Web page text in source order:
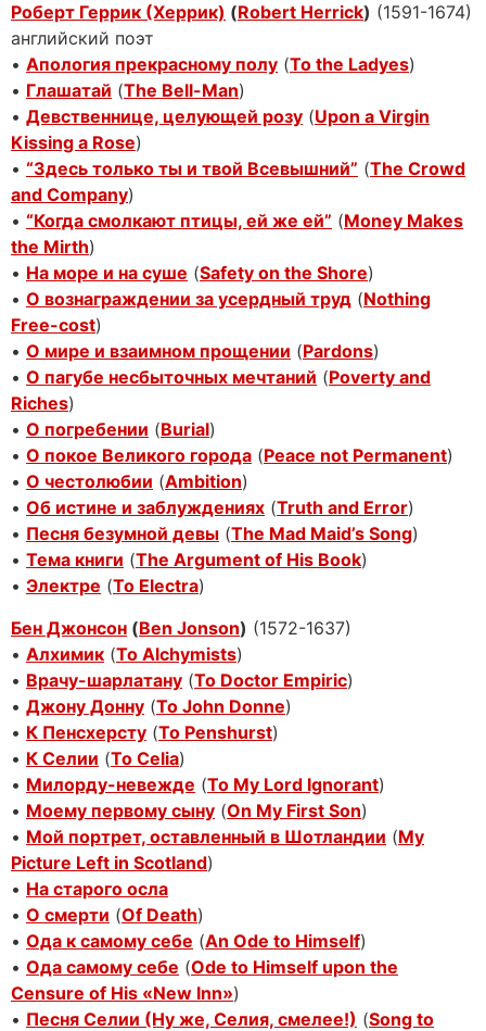
Роберт Геррик (Херрик) (Robert Herrick) (1591-1674)
английский поэт
• Апология прекрасному полу (To the Ladyes)
• Глашатай (The Bell-Man)
• Девственнице, целующей розу (Upon a Virgin
Kissing a Rose)
• “Здесь только ты и твой Всевышний” (The Crowd
and Company)
• “Когда смолкают птицы, ей же ей” (Money Makes
the Mirth)
• На море и на суше (Safety on the Shore)
• О вознаграждении за усердный труд (Nothing
Free-cost)
• О мире и взаимном прощении (Pardons)
• О пагубе несбыточных мечтаний (Poverty and
Riches)
• О погребении (Burial)
• О покое Великого города (Peace not Permanent)
• О честолюбии (Ambition)
• Об истине и заблуждениях (Truth and Error)
• Песня безумной девы (The Mad Maid’s Song)
• Тема книги (The Argument of His Book)
• Электре (To Electra)
Бен Джонсон (Ben Jonson) (1572-1637)
• Алхимик (To Alchymists)
• Врачу-шарлатану (To Doctor Empiric)
• Джону Донну (To John Donne)
• К Пенсхерсту (To Penshurst)
• К Селии (To Celia)
• Милорду-невежде (To My Lord Ignorant)
• Моему первому сыну (On My First Son)
• Мой портрет, оставленный в Шотландии (My
Picture Left in Scotland)
• На старого осла
• О смерти (Of Death)
• Ода к самому себе (An Ode to Himself)
• Ода самому себе (Ode to Himself upon the
Censure of His «New Inn»)
• Песня Селии (Ну же, Селия, смелее!) (Song to